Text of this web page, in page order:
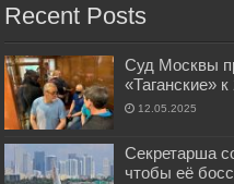
Recent Posts
Суд Москвы
«Таганские»
12.05.2025
Секретарша
чтобы её